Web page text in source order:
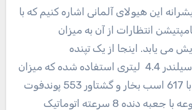
این هیولای آلمانی اشاره کنیم که با
انتظارات از آن به میزان
می یابد. اینجا از یک تپنده
توربودوقلوی 8 سیلندر 4.4 لیتری استفاده شده که میزان
خروجی آن برابر با 617 اسب بخار و گشتاور 553 پوندفوت
است. این مجموعه با جعبه دنده 8 سرعته اتوماتیک